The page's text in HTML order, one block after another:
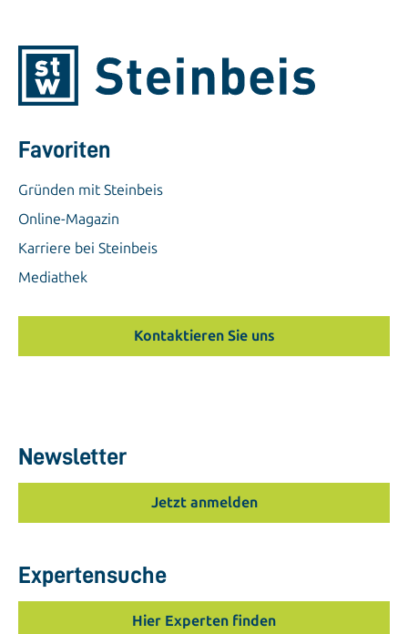
Favoriten
Gründen mit Steinbeis
Online-Magazin
Karriere bei Steinbeis
Mediathek
Kontaktieren Sie uns
Newsletter
Jetzt anmelden
Expertensuche
Hier Experten finden